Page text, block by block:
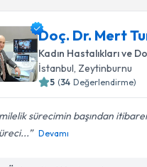
Doç. Dr. Mert
Kadın Hastalıkları ve
İstanbul, Zeytinburnu
5 (34 Değerlendirme)
sürecimin başından
Devamı